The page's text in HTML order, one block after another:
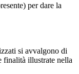
per dare la
si avvalgono di
finalità illustrate nella